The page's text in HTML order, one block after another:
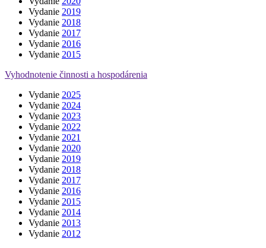
Vydanie 2019
Vydanie 2018
Vydanie 2017
Vydanie 2016
Vydanie 2015
Vyhodnotenie činnosti a hospodárenia
Vydanie 2025
Vydanie 2024
Vydanie 2023
Vydanie 2022
Vydanie 2021
Vydanie 2020
Vydanie 2019
Vydanie 2018
Vydanie 2017
Vydanie 2016
Vydanie 2015
Vydanie 2014
Vydanie 2013
Vydanie 2012